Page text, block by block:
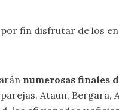
fin disfrutar de los
numerosas finales
Ataun, Bergara,